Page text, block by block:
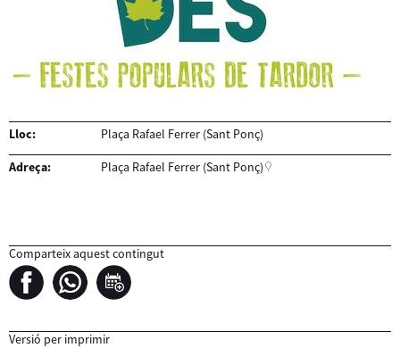
Lloc: Plaça Rafael Ferrer (Sant Ponç)
Adreça: Plaça Rafael Ferrer (Sant Ponç)
Comparteix aquest contingut
Versió per imprimir